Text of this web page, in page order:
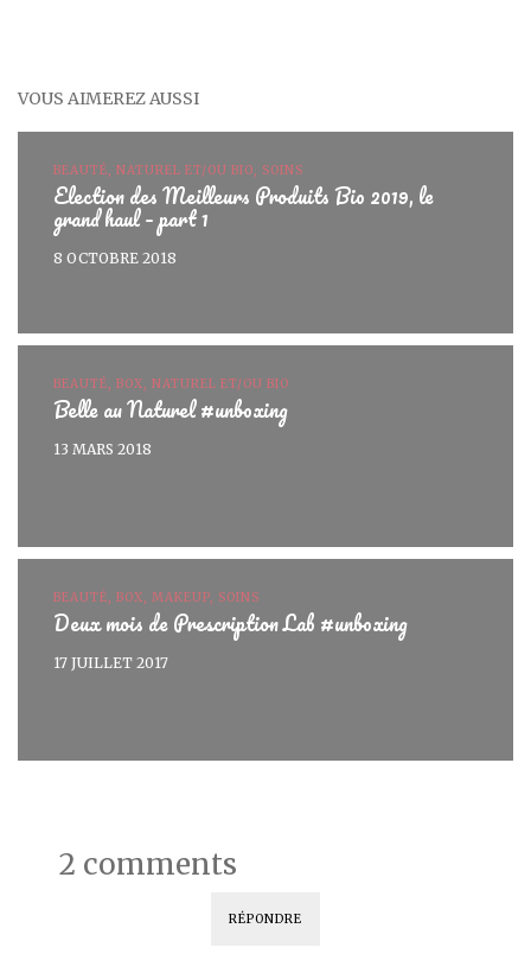
VOUS AIMEREZ AUSSI
BEAUTÉ, NATUREL ET/OU BIO, SOINS
Election des Meilleurs Produits Bio 2019, le
grand haul – part 1
8 OCTOBRE 2018
BEAUTÉ, BOX, NATUREL ET/OU BIO
Belle au Naturel #unboxing
13 MARS 2018
BEAUTÉ, BOX, MAKEUP, SOINS
Deux mois de Prescription Lab #unboxing
17 JUILLET 2017
2 comments
RÉPONDRE